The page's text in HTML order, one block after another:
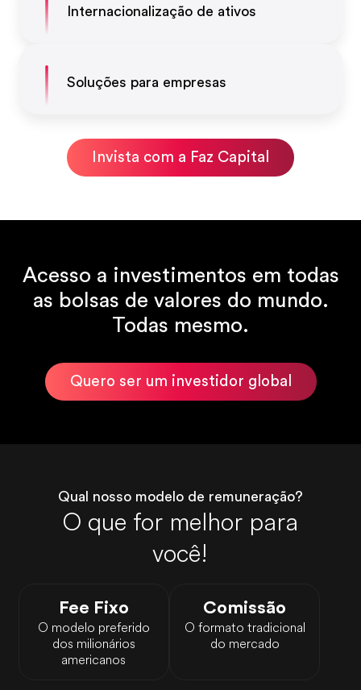
Internacionalização de ativos
Soluções para empresas
Invista com a Faz Capital
Acesso a investimentos em todas
as bolsas de valores do mundo.
Todas mesmo.
Quero ser um investidor global
Qual nosso modelo de remuneração?
O que for melhor para
você!
Fee Fixo
O modelo preferido
dos milionários
americanos
Comissão
O formato tradicional
do mercado